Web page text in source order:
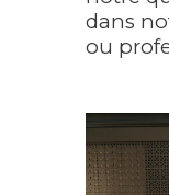
dans
ou